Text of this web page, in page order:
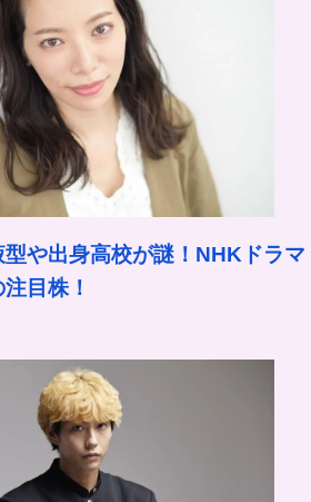
や出身高校が謎！NHKドラマ
目株！